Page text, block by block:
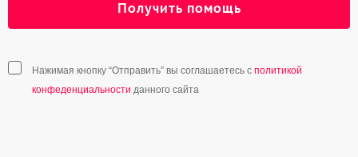
Получить помощь
Нажимая кнопку “Отправить” вы соглашаетесь с политикой
конфеденциальности данного сайта